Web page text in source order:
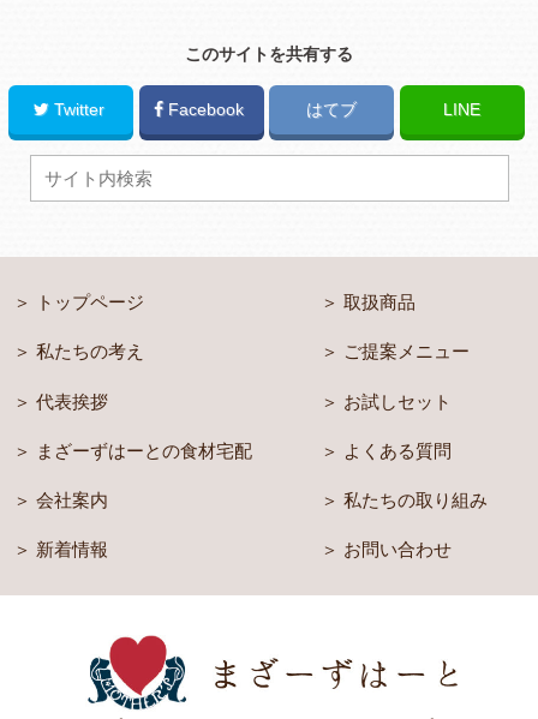
このサイトを共有する
Twitter Facebook はてブ LINE
トップページ
私たちの考え
代表挨拶
まざーずはーとの食材宅配
取扱商品
ご提案メニュー
お試しセット
よくある質問
会社案内 私たちの取り組み
新着情報 お問い合わせ